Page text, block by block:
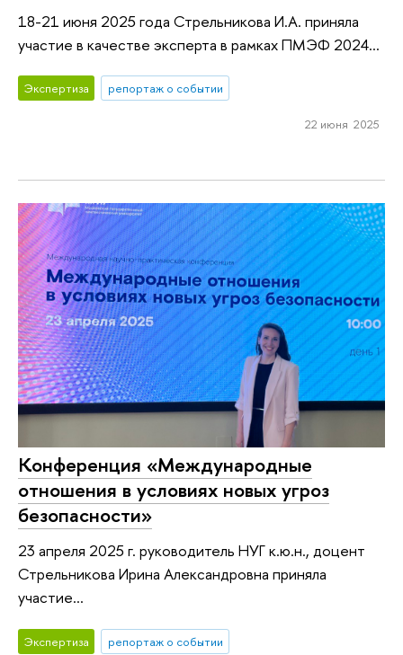
18-21 июня 2025 года Стрельникова И.А. приняла
участие в качестве эксперта в рамках ПМЭФ 2024...
Экспертиза репортаж о событии
22 июня 2025
Конференция «Международные
отношения в условиях новых угроз
безопасности»
23 апреля 2025 г. руководитель НУГ к.ю.н., доцент
Стрельникова Ирина Александровна приняла
участие...
Экспертиза репортаж о событии